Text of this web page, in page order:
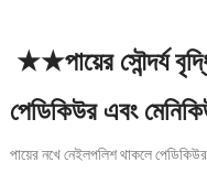
★★পায়ের সৌন্দর্য
পেডিকিউর এবং
পায়ের নখে নেইলপলিশ থাকলে